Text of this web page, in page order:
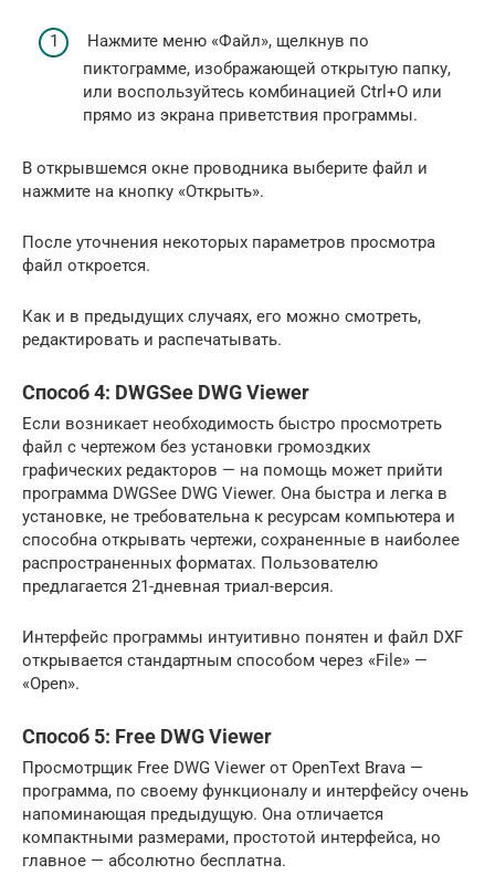
Нажмите меню «Файл», щелкнув по
пиктограмме, изображающей открытую папку,
или воспользуйтесь комбинацией Ctrl+O или
прямо из экрана приветствия программы.
В открывшемся окне проводника выберите файл и
нажмите на кнопку «Открыть».
После уточнения некоторых параметров просмотра
файл откроется.
Как и в предыдущих случаях, его можно смотреть,
редактировать и распечатывать.
Способ 4: DWGSee DWG Viewer
Если возникает необходимость быстро просмотреть
файл с чертежом без установки громоздких
графических редакторов — на помощь может прийти
программа DWGSee DWG Viewer. Она быстра и легка в
установке, не требовательна к ресурсам компьютера и
способна открывать чертежи, сохраненные в наиболее
распространенных форматах. Пользователю
предлагается 21-дневная триал-версия.
Интерфейс программы интуитивно понятен и файл DXF
открывается стандартным способом через «File» —
«Open».
Способ 5: Free DWG Viewer
Просмотрщик Free DWG Viewer от OpenText Brava —
программа, по своему функционалу и интерфейсу очень
напоминающая предыдущую. Она отличается
компактными размерами, простотой интерфейса, но
главное — абсолютно бесплатна.